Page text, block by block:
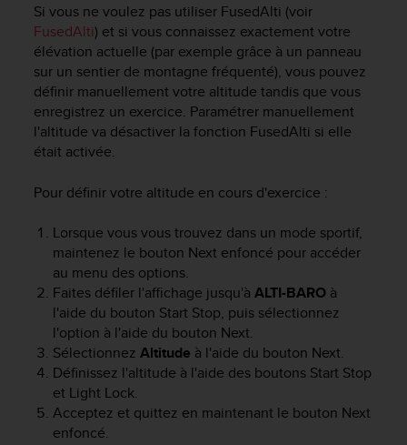
Si vous ne voulez pas utiliser FusedAlti (voir
FusedAlti) et si vous connaissez exactement votre
élévation actuelle (par exemple grâce à un panneau
sur un sentier de montagne fréquenté), vous pouvez
définir manuellement votre altitude tandis que vous
enregistrez un exercice. Paramétrer manuellement
l'altitude va désactiver la fonction FusedAlti si elle
était activée.
Pour définir votre altitude en cours d'exercice :
Lorsque vous vous trouvez dans un mode sportif,
maintenez le bouton Next enfoncé pour accéder
au menu des options.
Faites défiler l'affichage jusqu'à ALTI-BAROà
l'aide du bouton Start Stop, puis sélectionnez
l'option à l'aide du bouton Next.
Sélectionnez Altitude à l'aide du bouton Next.
Définissez l'altitude à l'aide des boutons Start Stop
et Light Lock.
Acceptez et quittez en maintenant le bouton Next
enfoncé.